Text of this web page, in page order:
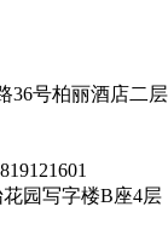
36号柏丽酒店二层
园写字楼B座4层